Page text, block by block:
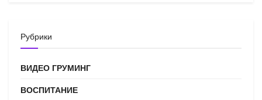
Рубрики
ВИДЕО ГРУМИНГ
ВОСПИТАНИЕ